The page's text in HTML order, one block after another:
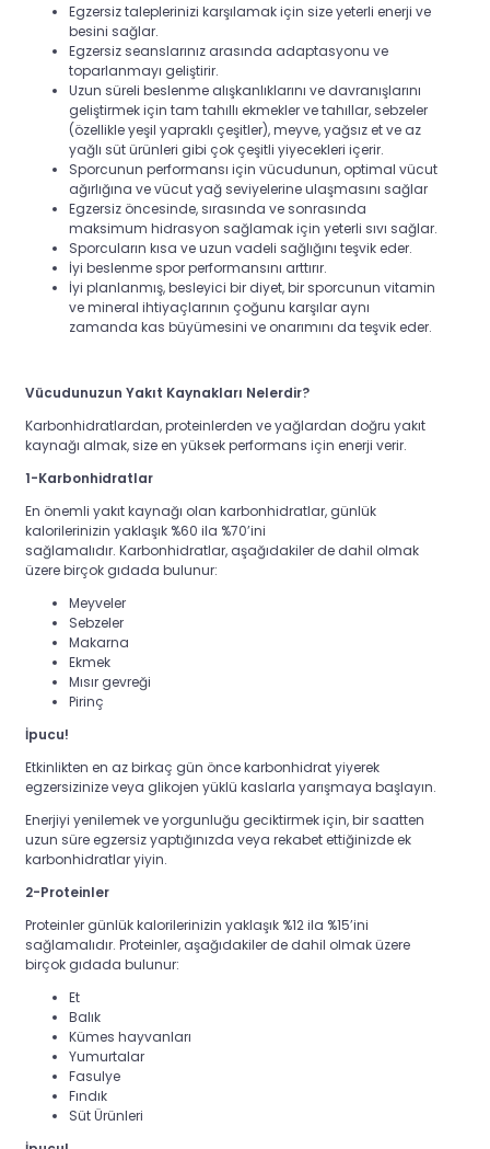
Egzersiz taleplerinizi karşılamak için size yeterli enerji ve
besini sağlar.
Egzersiz seanslarınız arasında adaptasyonu ve
toparlanmayı geliştirir.
Uzun süreli beslenme alışkanlıklarını ve davranışlarını
geliştirmek için tam tahıllı ekmekler ve tahıllar, sebzeler
(özellikle yeşil yapraklı çeşitler), meyve, yağsız et ve az
yağlı süt ürünleri gibi çok çeşitli yiyecekleri içerir.
Sporcunun performansı için vücudunun, optimal vücut
ağırlığına ve vücut yağ seviyelerine ulaşmasını sağlar
Egzersiz öncesinde, sırasında ve sonrasında
maksimum hidrasyon sağlamak için yeterli sıvı sağlar.
Sporcuların kısa ve uzun vadeli sağlığını teşvik eder.
İyi beslenme spor performansını arttırır.
İyi planlanmış, besleyici bir diyet, bir sporcunun vitamin
ve mineral ihtiyaçlarının çoğunu karşılar aynı
zamanda kas büyümesini ve onarımını da teşvik eder.
Vücudunuzun Yakıt Kaynakları Nelerdir?
Karbonhidratlardan, proteinlerden ve yağlardan doğru yakıt
kaynağı almak, size en yüksek performans için enerji verir.
1-Karbonhidratlar
En önemli yakıt kaynağı olan karbonhidratlar, günlük
kalorilerinizin yaklaşık %60 ila %70’ini
sağlamalıdır. Karbonhidratlar, aşağıdakiler de dahil olmak
üzere birçok gıdada bulunur:
Meyveler
Sebzeler
Makarna
Ekmek
Mısır gevreği
Pirinç
İpucu!
Etkinlikten en az birkaç gün önce karbonhidrat yiyerek
egzersizinize veya glikojen yüklü kaslarla yarışmaya başlayın.
Enerjiyi yenilemek ve yorgunluğu geciktirmek için, bir saatten
uzun süre egzersiz yaptığınızda veya rekabet ettiğinizde ek
karbonhidratlar yiyin.
2-Proteinler
Proteinler günlük kalorilerinizin yaklaşık %12 ila %15’ini
sağlamalıdır. Proteinler, aşağıdakiler de dahil olmak üzere
birçok gıdada bulunur:
Et
Balık
Kümes hayvanları
Yumurtalar
Fasulye
Fındık
Süt Ürünleri